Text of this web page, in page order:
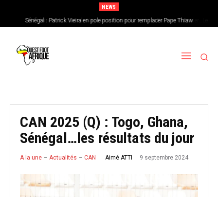
NEWS
Sénégal : Patrick Vieira en pole position pour remplacer Pape Thiaw
CAN féminine 2026 : le Nigeria en favori, le Burkina Faso en outsider…Les
chances de l’Afrique de l’Ouest
CAN 2025 (Q) : Togo, Ghana,
Sénégal…les résultats du jour
A la une Actualités CAN Aimé ATTI 9 septembre 2024